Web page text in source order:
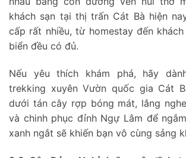
khách sạn tại thị trấn Cát Bà hiện
cấp rất nhiều, từ homestay đến
biển đều có đủ.
Nếu yêu thích khám phá, hãy
trekking xuyên Vườn quốc gia Cát
dưới tán cây rợp bóng mát, lắng
và chinh phục đỉnh Ngự Lâm để
xanh ngắt sẽ khiến bạn vô cùng sảng